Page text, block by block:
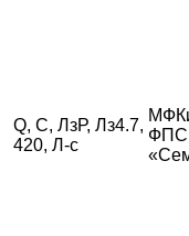
Q, С, ЛзР, Лз4.7,
420, Л-с
ФПС,